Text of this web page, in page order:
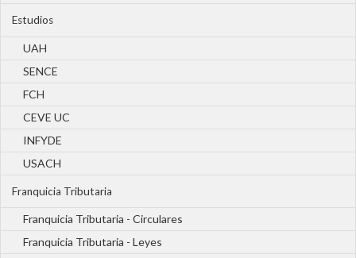
Estudios
UAH
SENCE
FCH
CEVE UC
INFYDE
USACH
Franquicia Tributaria
Franquicia Tributaria - Circulares
Franquicia Tributaria - Leyes